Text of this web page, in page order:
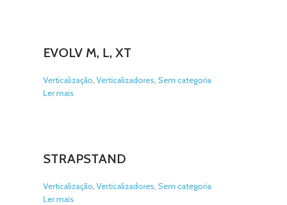
EVOLV M, L, XT
Verticalização,Verticalizadores,Sem categoria
Ler mais
STRAPSTAND
Verticalização,Verticalizadores,Sem categoria
Ler mais